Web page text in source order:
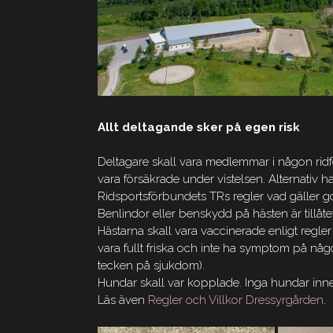
Allt deltagande sker på egen risk
Deltagare skall vara medlemmar i någon
vara försäkrade under vistelsen. Alternativ
Ridsportsförbundets TRs regler vad gäller
Benlindor eller benskydd på hästen är
Hästarna skall vara vaccinerade enligt
vara fullt friska och inte ha symptom på
tecken på sjukdom).
Hundar skall var kopplade. Inga hundar
Läs även Regler och Villkor Dressyrgården.